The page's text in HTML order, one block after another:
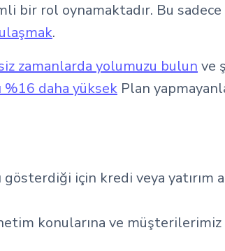
bir rol oynamaktadır. Bu
.
zamanlarda yolumuzu bulun ve
%16 daha yüksek Plan
gösterdiği için kredi veya
konularına ve müşterilerimiz